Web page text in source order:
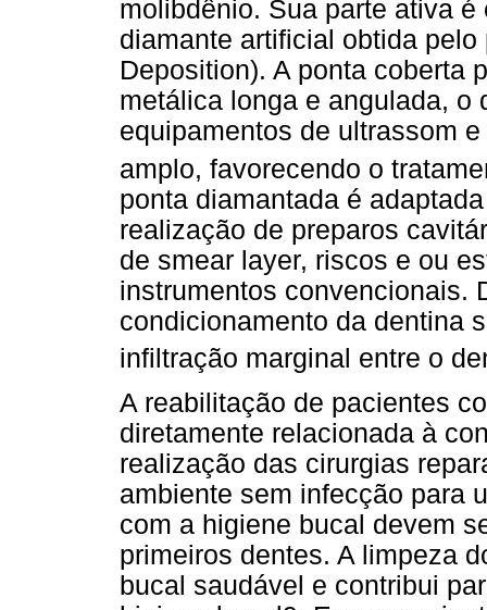
molibdênio. Sua parte ativa
diamante artificial obtida
Deposition). A ponta coberta
metálica longa e angulada, o
equipamentos de ultrassom
amplo, favorecendo o
ponta diamantada é
realização de preparos
de smear layer, riscos e ou
instrumentos convencionais.
condicionamento da dentina
infiltração marginal entre o
A reabilitação de pacientes
diretamente relacionada à
realização das cirurgias
ambiente sem infecção para
com a higiene bucal devem
primeiros dentes. A limpeza
bucal saudável e contribui